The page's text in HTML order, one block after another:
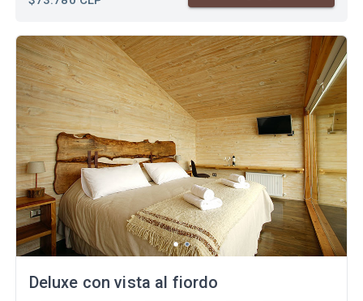
Deluxe con vista al fiordo